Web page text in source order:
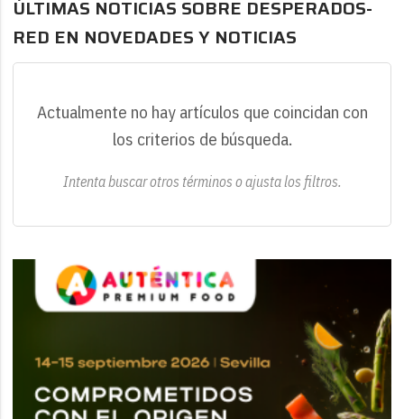
ÚLTIMAS NOTICIAS SOBRE DESPERADOS-
RED EN NOVEDADES Y NOTICIAS
Actualmente no hay artículos que coincidan con
los criterios de búsqueda.
Intenta buscar otros términos o ajusta los filtros.